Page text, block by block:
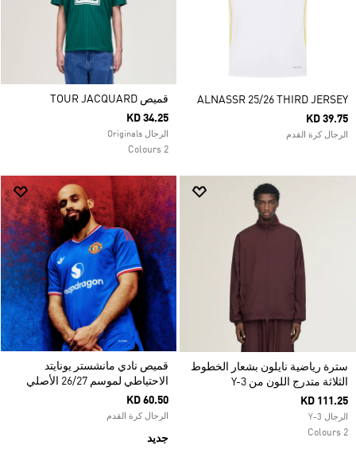
ALNASSR 25/26 THIRD JERSEY
KD 39.75
الرجال كرة القدم
قميص TOUR JACQUARD
KD 34.25
الرجال Originals
2 Colours
سترة رياضية نايلون بشعار الخطوط
الثلاثة متدرج اللون من Y-3
KD 111.25
الرجال Y-3
2 Colours
قميص نادي مانشستر يونايتد
الاحتياطي لموسم 26/27 الأصلي
KD 60.50
الرجال كرة القدم
جديد